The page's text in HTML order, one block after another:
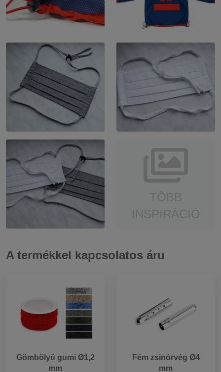
A termékkel kapcsolatos áru
Gömbölyű gumi Ø1,2
mm
Fém zsinórvég Ø4
mm